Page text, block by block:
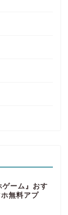
ーム』おす
無料アプ